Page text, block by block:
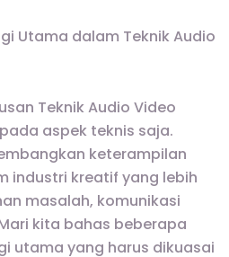
Utama dalam Teknik Audio
Teknik Audio Video
aspek teknis saja.
keterampilan
industri kreatif yang lebih
masalah, komunikasi
kita bahas beberapa
utama yang harus dikuasai